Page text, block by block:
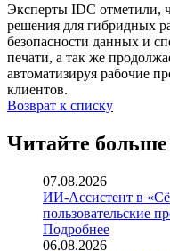
Эксперты IDC отметили,
решения для гибридных
безопасности данных и
печати, а так же
автоматизируя рабочие
клиентов.
Возврат к списку
Читайте больше
07.08.2026
ИИ-Ассистент в
пользовательские
Подробнее
06.08.2026